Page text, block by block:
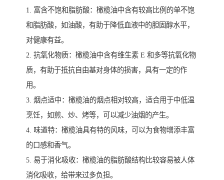
1. 富含不饱和脂肪酸：橄榄油中含有较高比例的单不饱
和脂肪酸，如油酸，有助于降低血液中的胆固醇水平，
对健康有益。
2. 抗氧化物质：橄榄油中含有维生素 E 和多等抗氧化物
质，有助于抵抗自由基对身体的损害，具有一定的作
用。
3. 烟点适中：橄榄油的烟点相对较高，适合用于中低温
烹饪，如煎、炒、烤等，可以减少油烟的产生。
4. 味道特：橄榄油具有特的风味，可以为食物增添丰富
的口感和香气。
5. 易于消化吸收：橄榄油的脂肪酸结构比较容易被人体
消化吸收，给带来过多负担。